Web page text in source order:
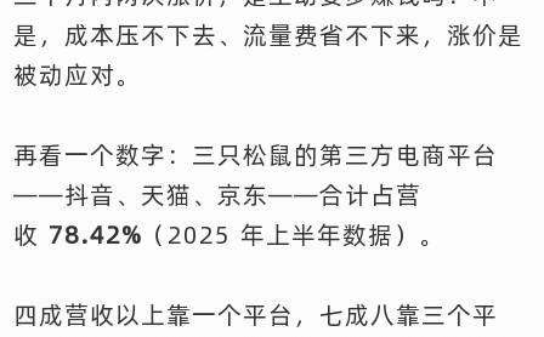
是，成本压不下去、流量费省不下来，涨价是
被动应对。
再看一个数字：三只松鼠的第三方电商平台
——抖音、天猫、京东——合计占营
收 78.42% （2025 年上半年数据）。
四成营收以上靠一个平台，七成八靠三个平